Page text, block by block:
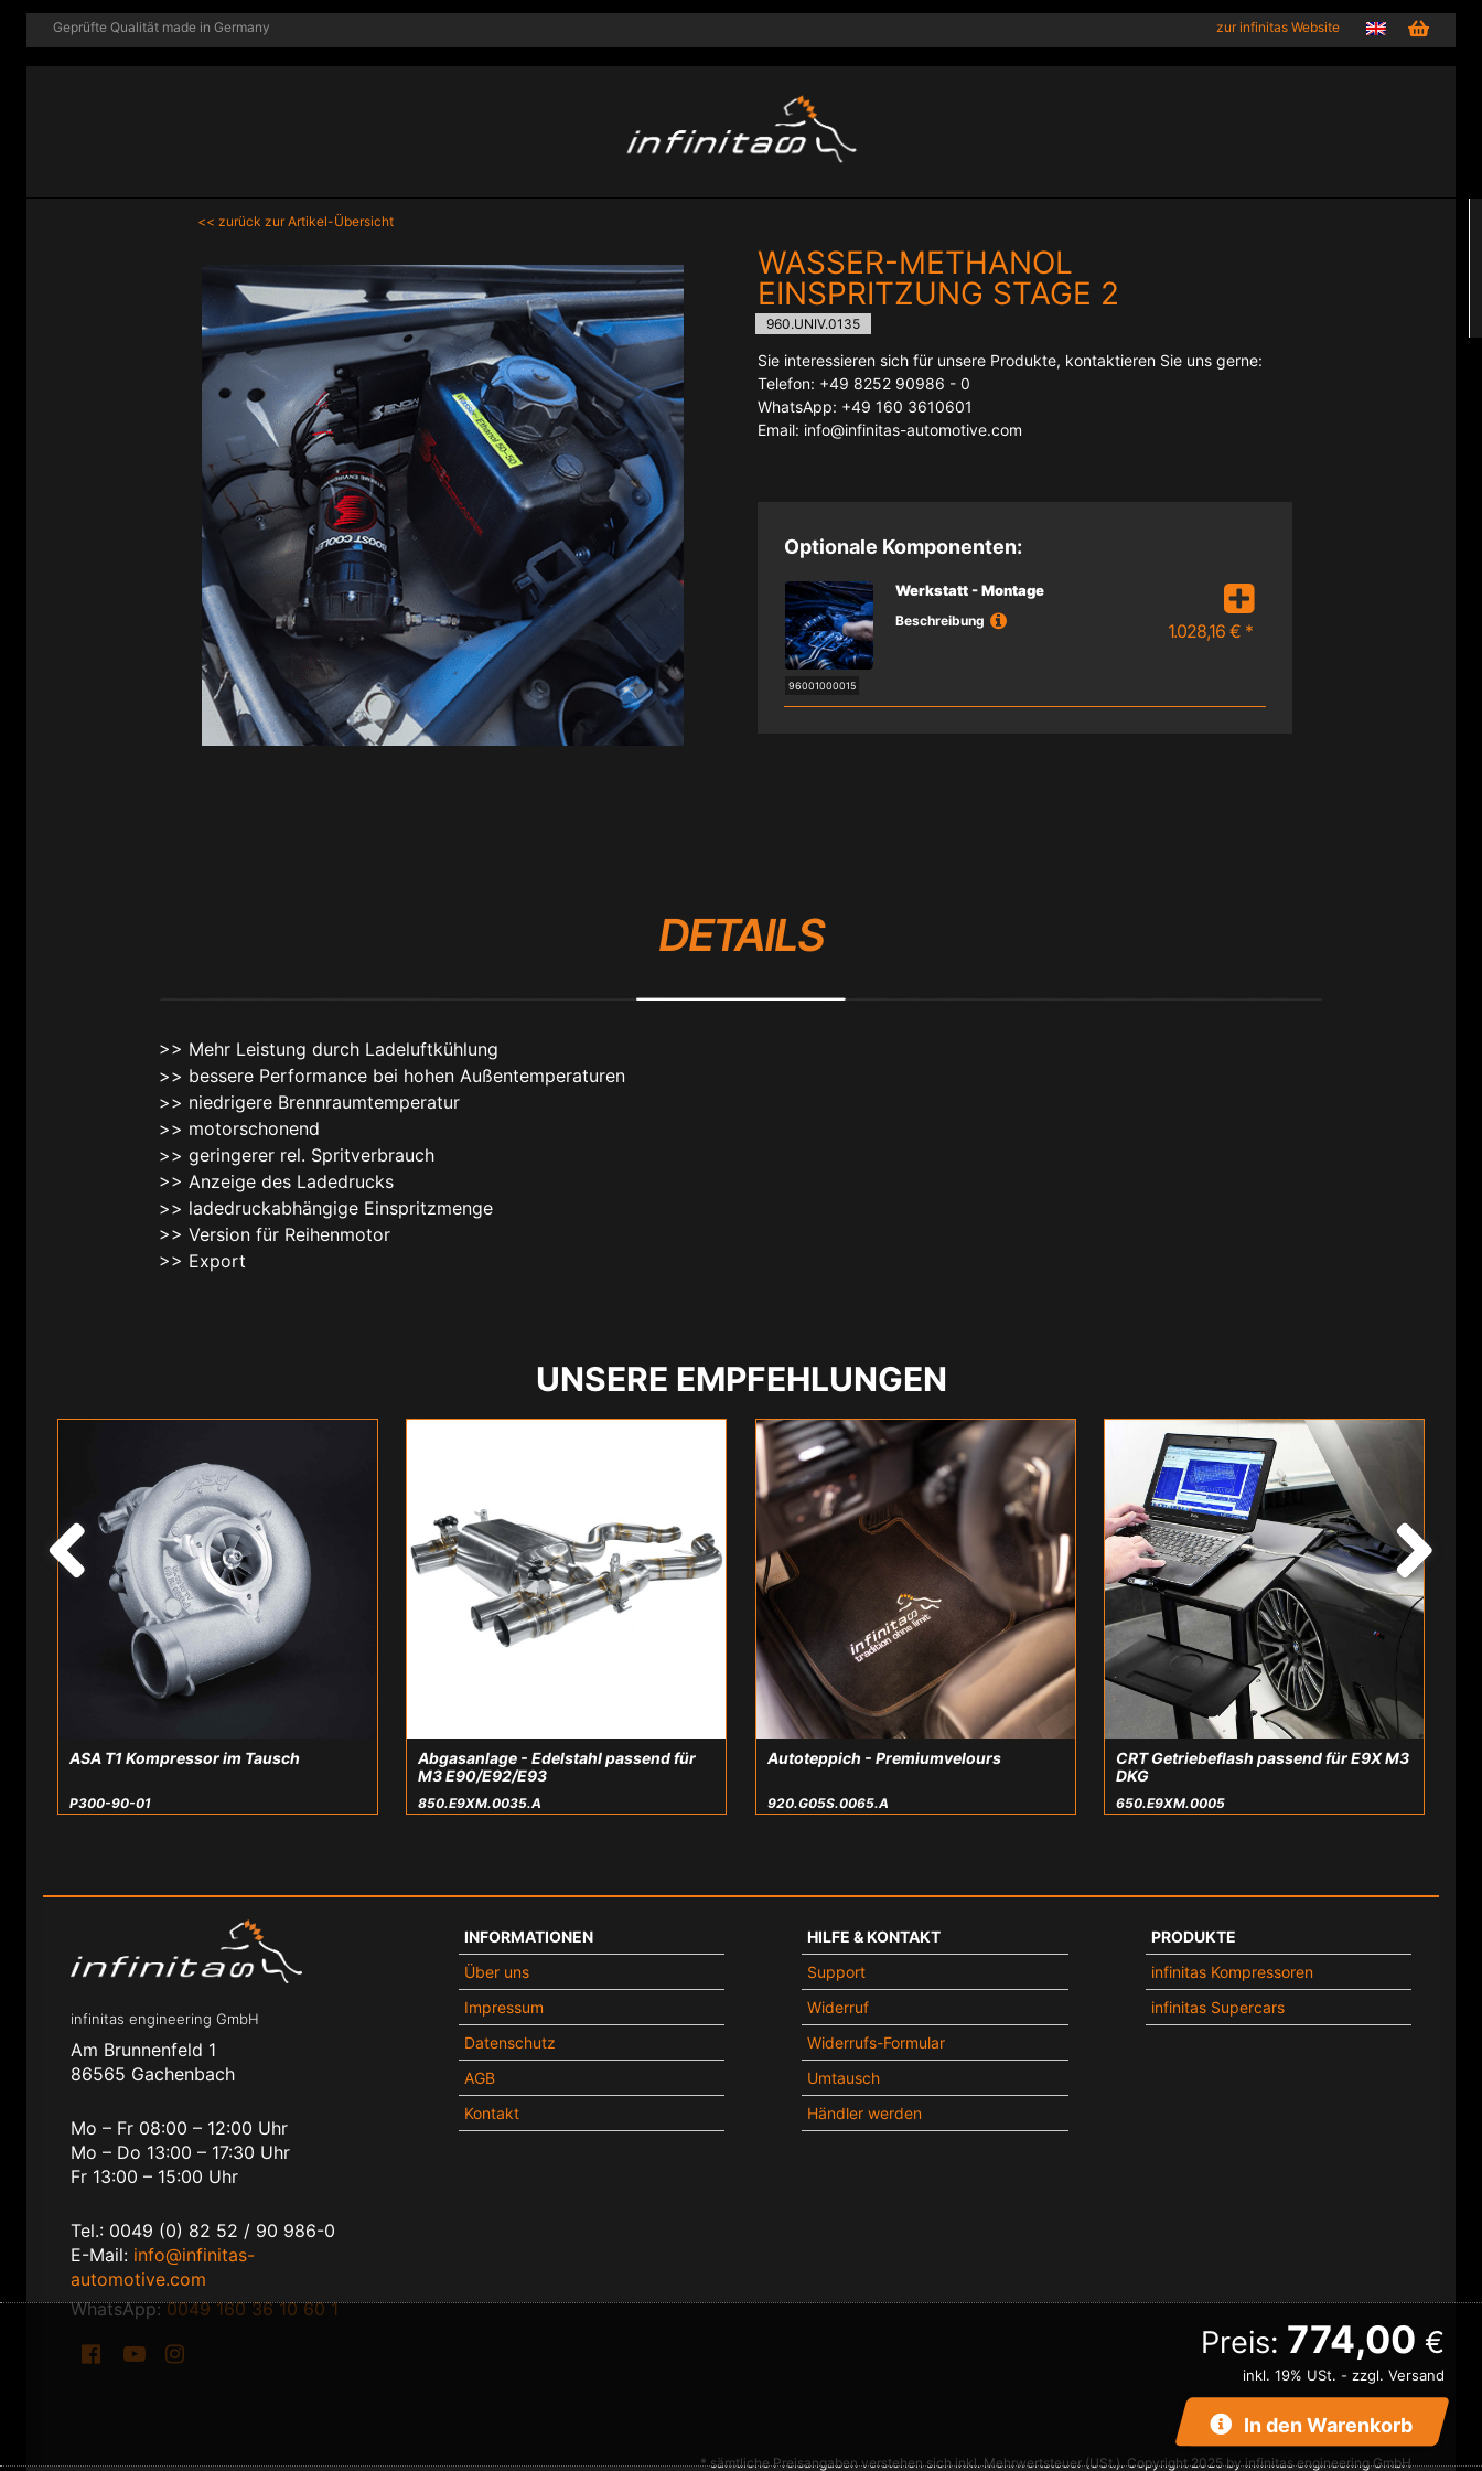
Geprüfte Qualität made in Germany zur infinitas Website
<< zurück zur Artikel-Übersicht
WASSER-METHANOL
EINSPRITZUNG STAGE 2
960.UNIV.0135
Sie interessieren sich für unsere Produkte, kontaktieren Sie uns gerne:
Telefon: +49 8252 90986 - 0
WhatsApp: +49 160 3610601
Email: info@infinitas-automotive.com
Preis: 774,00 €
inkl. 19% USt. - zzgl. Versand
In den Warenkorb
Optionale Komponenten:
96001000015
Werkstatt - Montage
Beschreibung 1.028,16 € *
DETAILS
>> Mehr Leistung durch Ladeluftkühlung
>> bessere Performance bei hohen Außentemperaturen
>> niedrigere Brennraumtemperatur
>> motorschonend
>> geringerer rel. Spritverbrauch
>> Anzeige des Ladedrucks
>> ladedruckabhängige Einspritzmenge
>> Version für Reihenmotor
>> Export
UNSERE EMPFEHLUNGEN
ASA T1 Kompressor im Tausch
P300-90-01
Abgasanlage - Edelstahl passend für
M3 E90/E92/E93
850.E9XM.0035.A
Autoteppich - Premiumvelours
920.G05S.0065.A
CRT Getriebeflash passend für E9X M3
DKG
650.E9XM.0005
infinitas engineering GmbH
Am Brunnenfeld 1
86565 Gachenbach
Mo – Fr 08:00 – 12:00 Uhr
Mo – Do 13:00 – 17:30 Uhr
Fr 13:00 – 15:00 Uhr
Tel.: 0049 (0) 82 52 / 90 986-0
E-Mail: info@infinitas-
automotive.com
WhatsApp:0049 160 36 10 60 1
INFORMATIONEN
Über uns
Impressum
Datenschutz
AGB
Kontakt
HILFE & KONTAKT
Support
Widerruf
Widerrufs-Formular
Umtausch
Händler werden
PRODUKTE
infinitas Kompressoren
infinitas Supercars
Kontakt- AGB-Impressum
* sämtliche Preisangaben verstehen sich inkl. Mehrwertsteuer (USt.). Copyright 2025 by infinitas engineering GmbH